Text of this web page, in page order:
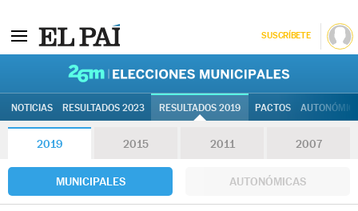
SUSCRÍBETE
NOTICIAS RESULTADOS 2023 RESULTADOS 2019 PACTOS
2019 2015 2011 2007
MUNICIPALES AUTONÓMICAS